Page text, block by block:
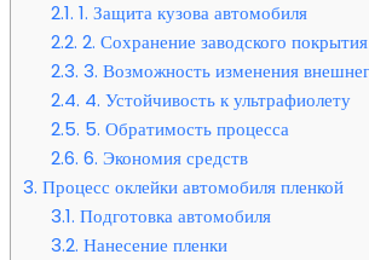
2.1. 1. Защита кузова автомобиля
2.2. 2. Сохранение заводского покрытия
2.3. 3. Возможность изменения
2.4. 4. Устойчивость к ультрафиолету
2.5. 5. Обратимость процесса
2.6. 6. Экономия средств
3. Процесс оклейки автомобиля пленкой
3.1. Подготовка автомобиля
3.2. Нанесение пленки